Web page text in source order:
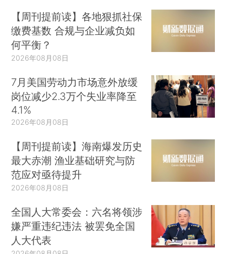
【周刊提前读】各地狠抓社保
缴费基数 合规与企业减负如
何平衡？
2026年08月08日
7月美国劳动力市场意外放缓
岗位减少2.3万个失业率降至
4.1%
2026年08月08日
【周刊提前读】海南爆发历史
最大赤潮 渔业基础研究与防
范应对亟待提升
2026年08月08日
全国人大常委会：六名将领涉
嫌严重违纪违法 被罢免全国
人大代表